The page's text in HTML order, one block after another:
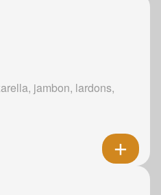
jambon, lardons,